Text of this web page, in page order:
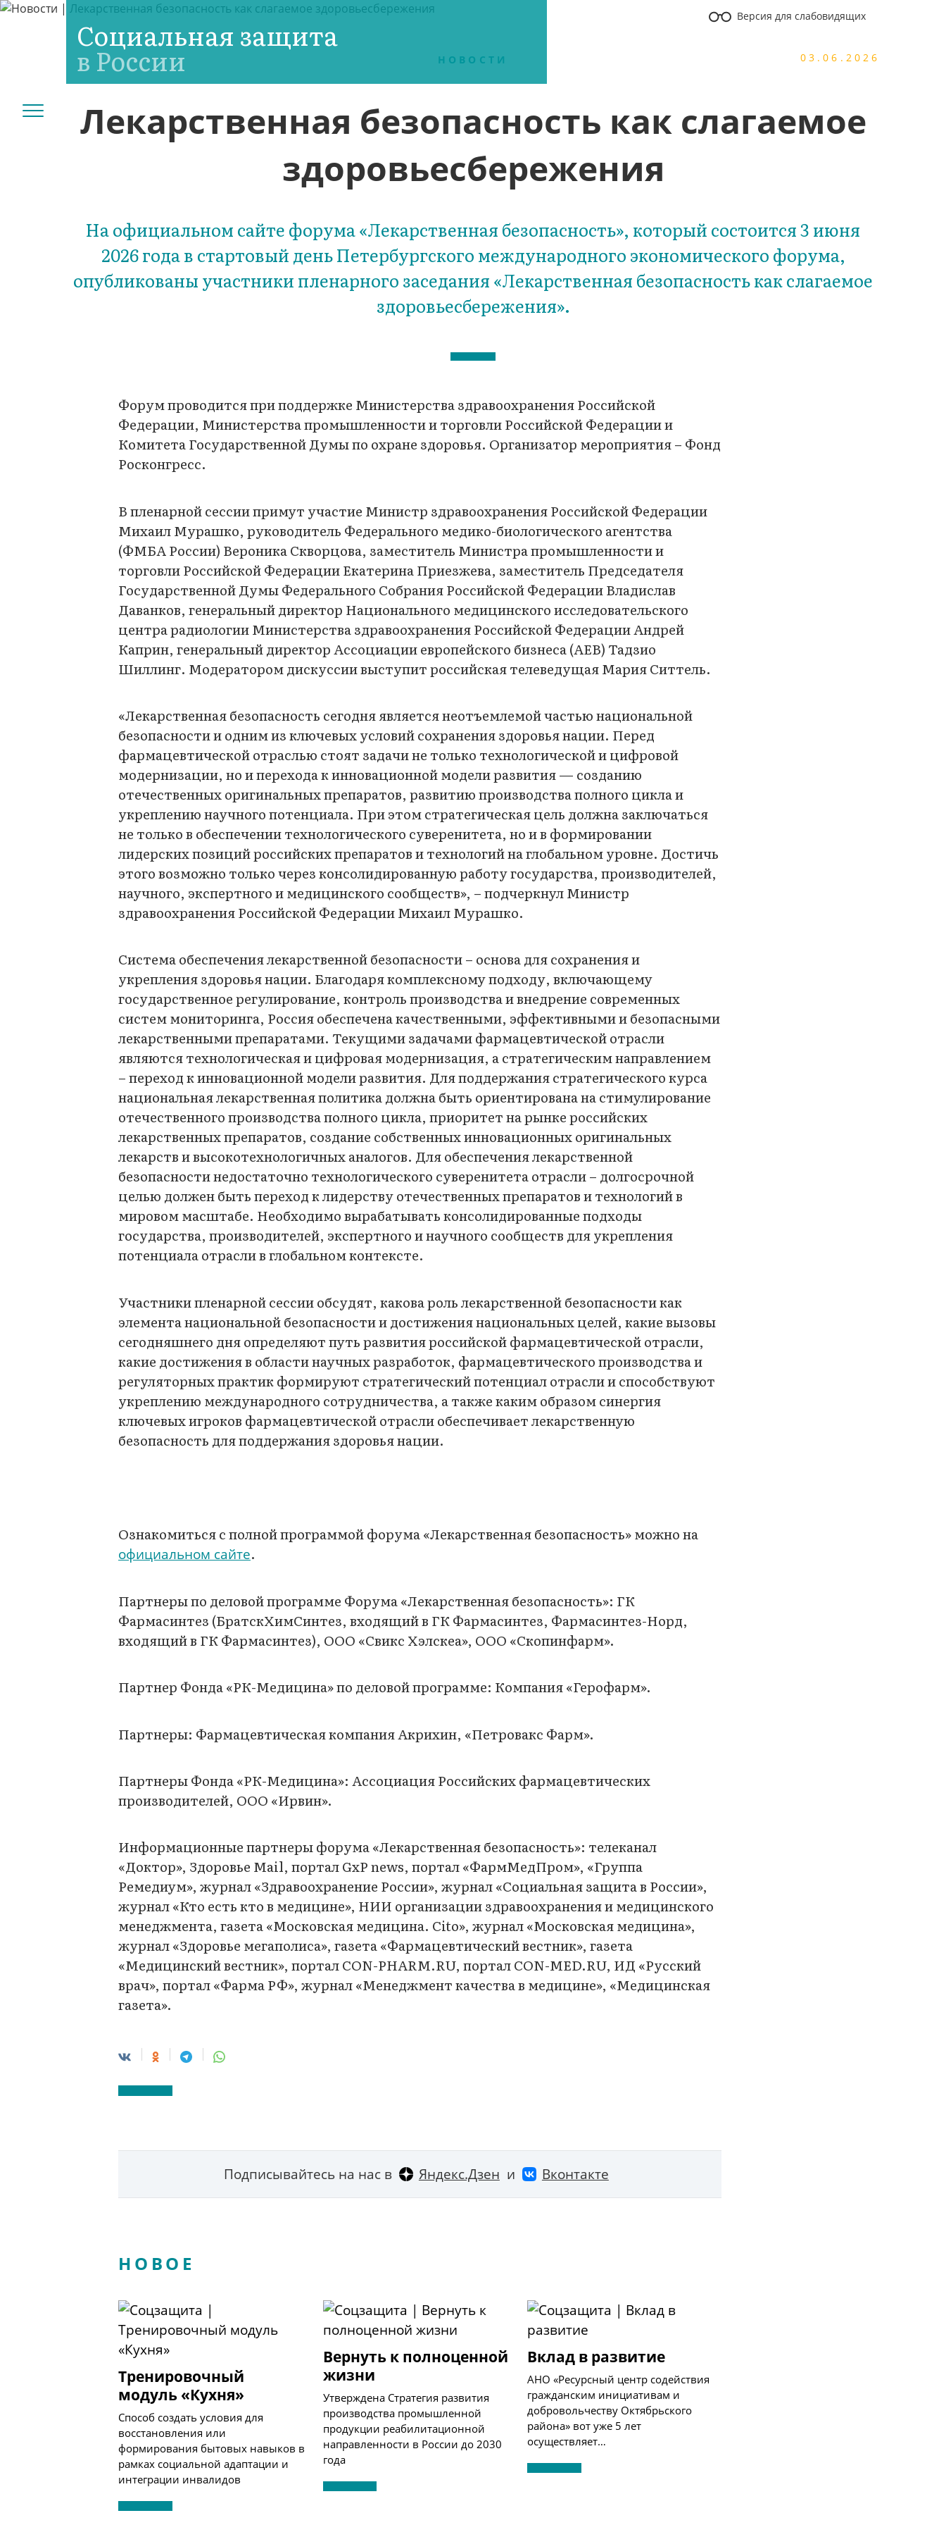
Социальная защита
в России
Версия для слабовидящих
НОВОСТИ 03.06.2026
Лекарственная безопасность как слагаемое
здоровьесбережения
На официальном сайте форума «Лекарственная безопасность», который состоится 3 июня
2026 года в стартовый день Петербургского международного экономического форума,
опубликованы участники пленарного заседания «Лекарственная безопасность как слагаемое
здоровьесбережения».
Форум проводится при поддержке Министерства здравоохранения Российской
Федерации, Министерства промышленности и торговли Российской Федерации и
Комитета Государственной Думы по охране здоровья. Организатор мероприятия – Фонд
Росконгресс.
В пленарной сессии примут участие Министр здравоохранения Российской Федерации
Михаил Мурашко, руководитель Федерального медико-биологического агентства
(ФМБА России) Вероника Скворцова, заместитель Министра промышленности и
торговли Российской Федерации Екатерина Приезжева, заместитель Председателя
Государственной Думы Федерального Собрания Российской Федерации Владислав
Даванков, генеральный директор Национального медицинского исследовательского
центра радиологии Министерства здравоохранения Российской Федерации Андрей
Каприн, генеральный директор Ассоциации европейского бизнеса (АЕВ) Тадзио
Шиллинг. Модератором дискуссии выступит российская телеведущая Мария Ситтель.
«Лекарственная безопасность сегодня является неотъемлемой частью национальной
безопасности и одним из ключевых условий сохранения здоровья нации. Перед
фармацевтической отраслью стоят задачи не только технологической и цифровой
модернизации, но и перехода к инновационной модели развития — созданию
отечественных оригинальных препаратов, развитию производства полного цикла и
укреплению научного потенциала. При этом стратегическая цель должна заключаться
не только в обеспечении технологического суверенитета, но и в формировании
лидерских позиций российских препаратов и технологий на глобальном уровне. Достичь
этого возможно только через консолидированную работу государства, производителей,
научного, экспертного и медицинского сообществ», – подчеркнул Министр
здравоохранения Российской Федерации Михаил Мурашко.
Система обеспечения лекарственной безопасности – основа для сохранения и
укрепления здоровья нации. Благодаря комплексному подходу, включающему
государственное регулирование, контроль производства и внедрение современных
систем мониторинга, Россия обеспечена качественными, эффективными и безопасными
лекарственными препаратами. Текущими задачами фармацевтической отрасли
являются технологическая и цифровая модернизация, а стратегическим направлением
– переход к инновационной модели развития. Для поддержания стратегического курса
национальная лекарственная политика должна быть ориентирована на стимулирование
отечественного производства полного цикла, приоритет на рынке российских
лекарственных препаратов, создание собственных инновационных оригинальных
лекарств и высокотехнологичных аналогов. Для обеспечения лекарственной
безопасности недостаточно технологического суверенитета отрасли – долгосрочной
целью должен быть переход к лидерству отечественных препаратов и технологий в
мировом масштабе. Необходимо вырабатывать консолидированные подходы
государства, производителей, экспертного и научного сообществ для укрепления
потенциала отрасли в глобальном контексте.
Участники пленарной сессии обсудят, какова роль лекарственной безопасности как
элемента национальной безопасности и достижения национальных целей, какие вызовы
сегодняшнего дня определяют путь развития российской фармацевтической отрасли,
какие достижения в области научных разработок, фармацевтического производства и
регуляторных практик формируют стратегический потенциал отрасли и способствуют
укреплению международного сотрудничества, а также каким образом синергия
ключевых игроков фармацевтической отрасли обеспечивает лекарственную
безопасность для поддержания здоровья нации.
Ознакомиться с полной программой форума «Лекарственная безопасность» можно на
официальном сайте.
Партнеры по деловой программе Форума «Лекарственная безопасность»: ГК
Фармасинтез (БратскХимСинтез, входящий в ГК Фармасинтез, Фармасинтез-Норд,
входящий в ГК Фармасинтез), ООО «Свикс Хэлскеа», ООО «Скопинфарм».
Партнер Фонда «РК-Медицина» по деловой программе: Компания «Герофарм».
Партнеры: Фармацевтическая компания Акрихин, «Петровакс Фарм».
Партнеры Фонда «РК-Медицина»: Ассоциация Российских фармацевтических
производителей, ООО «Ирвин».
Информационные партнеры форума «Лекарственная безопасность»: телеканал
«Доктор», Здоровье Mail, портал GxP news, портал «ФармМедПром», «Группа
Ремедиум», журнал «Здравоохранение России», журнал «Социальная защита в России»,
журнал «Кто есть кто в медицине», НИИ организации здравоохранения и медицинского
менеджмента, газета «Московская медицина. Cito», журнал «Московская медицина»,
журнал «Здоровье мегаполиса», газета «Фармацевтический вестник», газета
«Медицинский вестник», портал CON-PHARM.RU, портал CON-MED.RU, ИД «Русский
врач», портал «Фарма РФ», журнал «Менеджмент качества в медицине», «Медицинская
газета».
Подписывайтесь на нас в Яндекс.Дзен и Вконтакте
НОВОЕ
Тренировочный
модуль «Кухня»
Способ создать условия для
восстановления или
формирования бытовых навыков в
рамках социальной адаптации и
интеграции инвалидов
Вернуть к полноценной
жизни
Утверждена Стратегия развития
производства промышленной
продукции реабилитационной
направленности в России до 2030
года
Вклад в развитие
АНО «Ресурсный центр содействия
гражданским инициативам и
добровольчеству Октябрьского
района» вот уже 5 лет
осуществляет…